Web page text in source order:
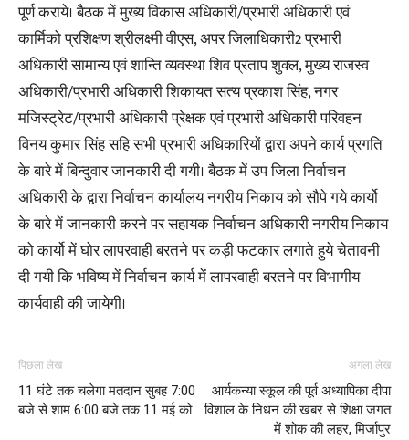
पूर्ण कराये। बैठक में मुख्य विकास अधिकारी/प्रभारी अधिकारी एवं
कार्मिको प्रशिक्षण श्रीलक्ष्मी वीएस, अपर जिलाधिकारी2 प्रभारी
अधिकारी सामान्य एवं शान्ति व्यवस्था शिव प्रताप शुक्ल, मुख्य राजस्व
अधिकारी/प्रभारी अधिकारी शिकायत सत्य प्रकाश सिंह, नगर
मजिस्ट्रेट/प्रभारी अधिकारी प्रेक्षक एवं प्रभारी अधिकारी परिवहन
विनय कुमार सिंह सहि सभी प्रभारी अधिकारियों द्वारा अपने कार्य प्रगति
के बारे में बिन्दुवार जानकारी दी गयी। बैठक में उप जिला निर्वाचन
अधिकारी के द्वारा निर्वाचन कार्यालय नगरीय निकाय को सौपे गये कार्यो
के बारे में जानकारी करने पर सहायक निर्वाचन अधिकारी नगरीय निकाय
को कार्यो में घोर लापरवाही बरतने पर कड़ी फटकार लगाते हुये चेतावनी
दी गयी कि भविष्य में निर्वाचन कार्य में लापरवाही बरतने पर विभागीय
कार्यवाही की जायेगी।
पिछला लेख
11 घंटे तक चलेगा मतदान सुबह 7:00
बजे से शाम 6:00 बजे तक 11 मई को
अगला लेख
आर्यकन्या स्कूल की पूर्व अध्यापिका दीपा
विशाल के निधन की खबर से शिक्षा जगत
में शोक की लहर, मिर्जापुर